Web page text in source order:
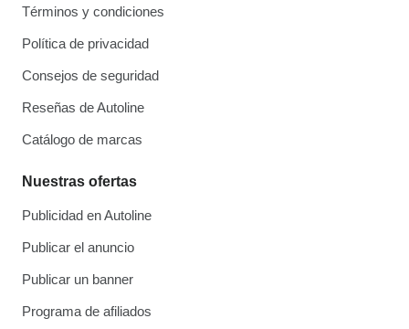
Términos y condiciones
Política de privacidad
Consejos de seguridad
Reseñas de Autoline
Catálogo de marcas
Nuestras ofertas
Publicidad en Autoline
Publicar el anuncio
Publicar un banner
Programa de afiliados